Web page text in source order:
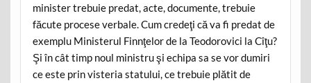
minister trebuie predat, acte, documente, trebuie
făcute procese verbale. Cum credeţi că va fi predat de
exemplu Ministerul Finnţelor de la Teodorovici la Cîţu?
Şi în cât timp noul ministru şi echipa sa se vor dumiri
ce este prin visteria statului, ce trebuie plătit de